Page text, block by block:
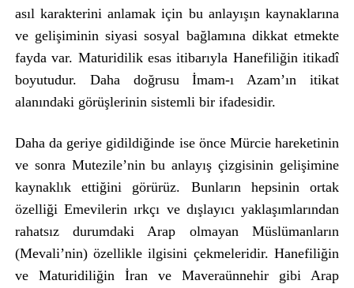
asıl karakterini anlamak için bu anlayışın kaynaklarına
ve gelişiminin siyasi sosyal bağlamına dikkat etmekte
fayda var. Maturidilik esas itibarıyla Hanefiliğin itikadî
boyutudur. Daha doğrusu İmam-ı Azam’ın itikat
alanındaki görüşlerinin sistemli bir ifadesidir.
Daha da geriye gidildiğinde ise önce Mürcie hareketinin
ve sonra Mutezile’nin bu anlayış çizgisinin gelişimine
kaynaklık ettiğini görürüz. Bunların hepsinin ortak
özelliği Emevilerin ırkçı ve dışlayıcı yaklaşımlarından
rahatsız durumdaki Arap olmayan Müslümanların
(Mevali’nin) özellikle ilgisini çekmeleridir. Hanefiliğin
ve Maturidiliğin İran ve Maveraünnehir gibi Arap